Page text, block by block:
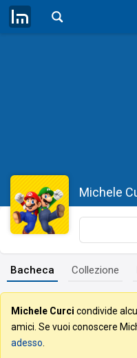
Michele
Bacheca Collezione
Michele Curci condivide
amici. Se vuoi conoscere
adesso